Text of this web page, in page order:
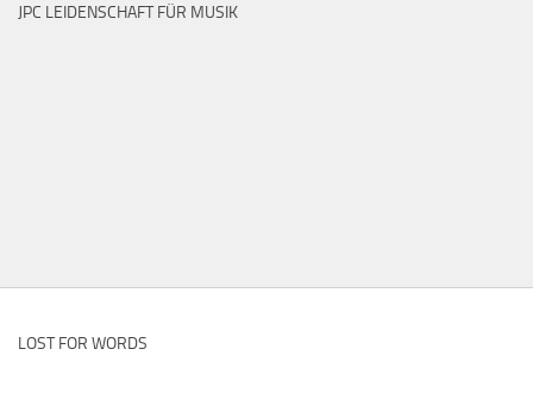
JPC LEIDENSCHAFT FÜR MUSIK
LOST FOR WORDS